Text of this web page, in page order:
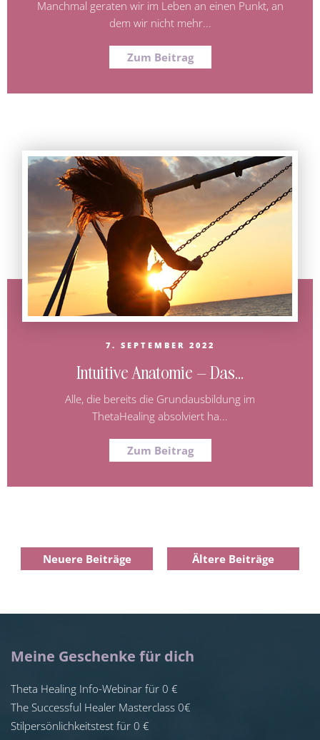
Manchmal geraten wir im Leben an einen Punkt, an
dem wir nicht mehr...
Zum Beitrag
7. SEPTEMBER 2022
Intuitive Anatomie – Das...
Alle, die bereits die Grundausbildung im
ThetaHealing absolviert ha...
Zum Beitrag
Neuere Beiträge Ältere Beiträge
Meine Geschenke für dich
Theta Healing Info-Webinar für 0 €
The Successful Healer Masterclass 0€
Stilpersönlichkeitstest für 0 €